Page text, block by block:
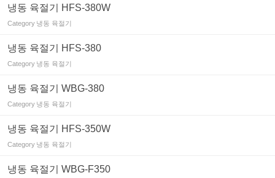
냉동 육절기 HFS-380W
Category 냉동 육절기
냉동 육절기 HFS-380
Category 냉동 육절기
냉동 육절기 WBG-380
Category 냉동 육절기
냉동 육절기 HFS-350W
Category 냉동 육절기
냉동 육절기 WBG-F350